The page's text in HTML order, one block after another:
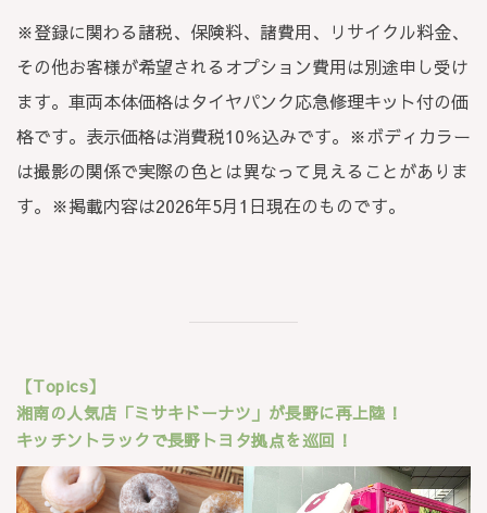
※登録に関わる諸税、保険料、諸費用、リサイクル料金、
その他お客様が希望されるオプション費用は別途申し受け
ます。車両本体価格はタイヤパンク応急修理キット付の価
格です。表示価格は消費税10％込みです。※ボディカラー
は撮影の関係で実際の色とは異なって見えることがありま
す。※掲載内容は2026年5月1日現在のものです。
【Topics】
湘南の人気店「ミサキドーナツ」が長野に再上陸！
キッチントラックで長野トヨタ拠点を巡回！